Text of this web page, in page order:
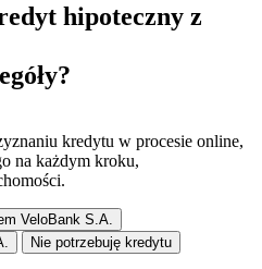
hipoteczny z
kredytu w procesie online,
na każdym kroku,
VeloBank S.A.
Nie potrzebuję kredytu